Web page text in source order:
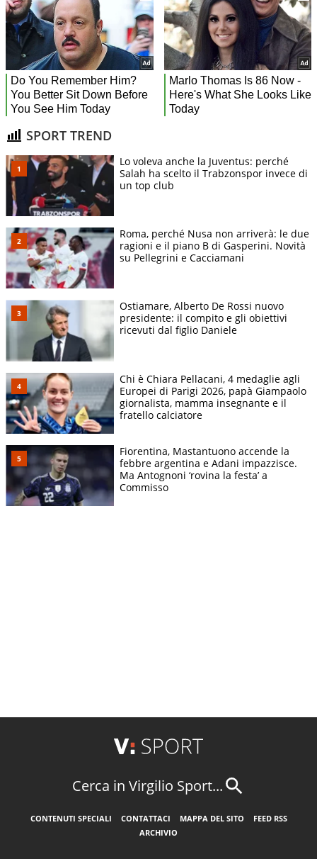
SPORT TREND
Lo voleva anche la Juventus: perché
Salah ha scelto il Trabzonspor invece di
un top club
Roma, perché Nusa non arriverà: le due
ragioni e il piano B di Gasperini. Novità
su Pellegrini e Cacciamani
Ostiamare, Alberto De Rossi nuovo
presidente: il compito e gli obiettivi
ricevuti dal figlio Daniele
Chi è Chiara Pellacani, 4 medaglie agli
Europei di Parigi 2026, papà Giampaolo
giornalista, mamma insegnante e il
fratello calciatore
Fiorentina, Mastantuono accende la
febbre argentina e Adani impazzisce.
Ma Antognoni ‘rovina la festa’ a
Commisso
Cerca in Virgilio Sport...
CONTENUTI SPECIALI CONTATTACI MAPPA DEL SITO
FEED RSS
ARCHIVIO